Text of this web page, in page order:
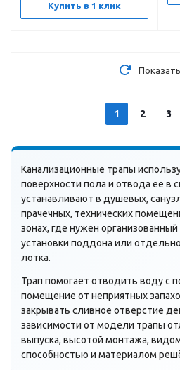
Купить в 1 клик
1 2 3
Канализационные трапы
поверхности пола и отвода её в
устанавливают в душевых,
прачечных, технических
зонах, где нужен
установки поддона или
лотка.
Трап помогает отводить воду с
помещение от неприятных
закрывать сливное отверстие
зависимости от модели трапы
выпуска, высотой монтажа,
способностью и материалом